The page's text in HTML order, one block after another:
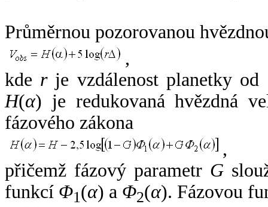
Průměrnou pozorovanou
,
kde rje vzdálenost planetky od
H(α) je redukovaná hvězdná
fázového zákona
,
přičemž fázový parametr G
funkcí Φ1(α) a Φ2(α). Fázovou